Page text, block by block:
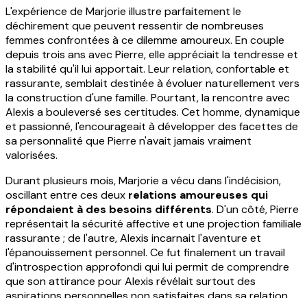
L'expérience de Marjorie illustre parfaitement le
déchirement que peuvent ressentir de nombreuses
femmes confrontées à ce dilemme amoureux. En couple
depuis trois ans avec Pierre, elle appréciait la tendresse et
la stabilité qu'il lui apportait. Leur relation, confortable et
rassurante, semblait destinée à évoluer naturellement vers
la construction d'une famille. Pourtant, la rencontre avec
Alexis a bouleversé ses certitudes. Cet homme, dynamique
et passionné, l'encourageait à développer des facettes de
sa personnalité que Pierre n'avait jamais vraiment
valorisées.
Durant plusieurs mois, Marjorie a vécu dans l'indécision,
oscillant entre ces deux relations amoureuses qui
répondaient à des besoins différents. D'un côté, Pierre
représentait la sécurité affective et une projection familiale
rassurante ; de l'autre, Alexis incarnait l'aventure et
l'épanouissement personnel. Ce fut finalement un travail
d'introspection approfondi qui lui permit de comprendre
que son attirance pour Alexis révélait surtout des